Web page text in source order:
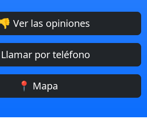
Ver las opiniones
por teléfono
📍 Mapa